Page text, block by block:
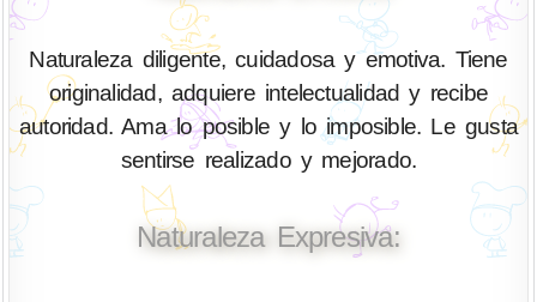
Naturaleza diligente, cuidadosa y emotiva. Tiene
originalidad, adquiere intelectualidad y recibe
autoridad. Ama lo posible y lo imposible. Le gusta
sentirse realizado y mejorado.
Naturaleza Expresiva: